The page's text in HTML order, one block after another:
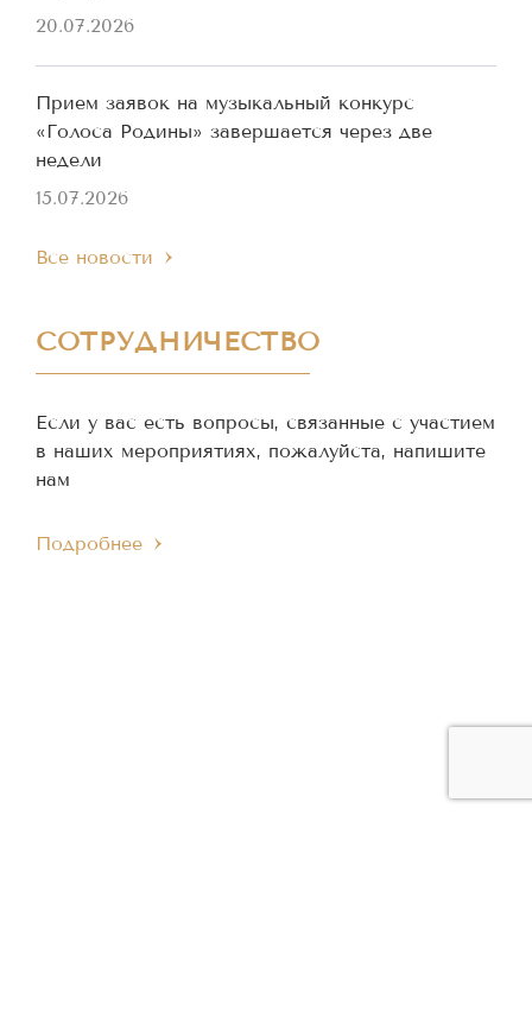
20.07.2026
Прием заявок на музыкальный конкурс
«Голоса Родины» завершается через две
недели
15.07.2026
Все новости
СОТРУДНИЧЕСТВО
Если у вас есть вопросы, связанные с участием
в наших мероприятиях, пожалуйста, напишите
нам
Подробнее